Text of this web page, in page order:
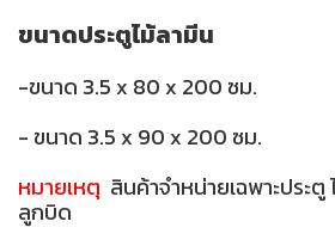
ขนาดประตูไม้ลามีน
-ขนาด 3.5 x 80 x 200 ซม.
- ขนาด 3.5 x 90 x 200 ซม.
หมายเหตุ สินค้าจำหน่ายเฉพาะประตู
ลูกบิด